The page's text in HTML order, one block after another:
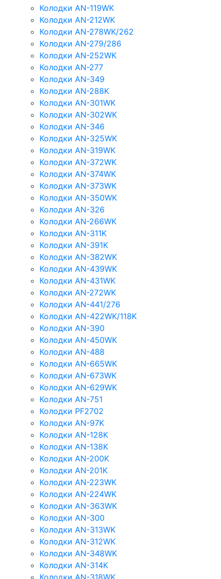
Колодки AN-119WK
Колодки AN-212WK
Колодки AN-278WK/262
Колодки AN-279/286
Колодки AN-252WK
Колодки AN-277
Колодки AN-349
Колодки AN-288K
Колодки AN-301WK
Колодки AN-302WK
Колодки AN-346
Колодки AN-325WK
Колодки AN-319WK
Колодки AN-372WK
Колодки AN-374WK
Колодки AN-373WK
Колодки AN-350WK
Колодки AN-326
Колодки AN-266WK
Колодки AN-311K
Колодки AN-391K
Колодки AN-382WK
Колодки AN-439WK
Колодки AN-431WK
Колодки AN-272WK
Колодки AN-441/276
Колодки AN-422WK/118K
Колодки AN-390
Колодки AN-450WK
Колодки AN-488
Колодки AN-665WK
Колодки AN-673WK
Колодки AN-629WK
Колодки AN-751
Колодки PF2702
Колодки AN-97K
Колодки AN-128K
Колодки AN-138K
Колодки AN-200K
Колодки AN-201K
Колодки AN-223WK
Колодки AN-224WK
Колодки AN-363WK
Колодки AN-300
Колодки AN-313WK
Колодки AN-312WK
Колодки AN-348WK
Колодки AN-314K
Колодки AN-318WK